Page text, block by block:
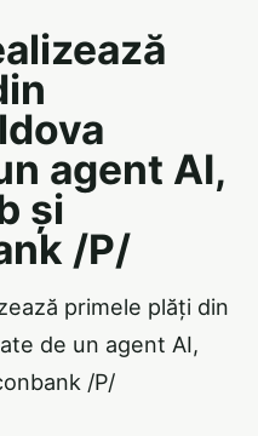
agent AI,
și
/P/
primele plăți din
de un agent AI,
/P/